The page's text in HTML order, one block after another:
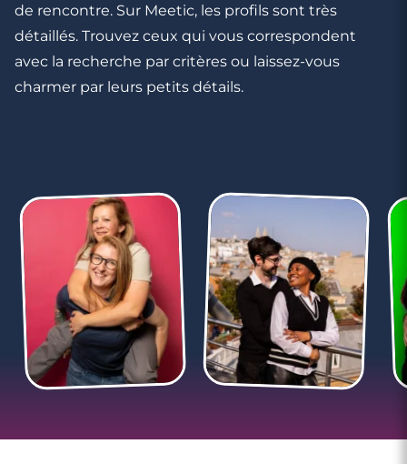
6 minutes
Compatibilité Taureau et Gémeaux :
amitié, relation, sexualité
de rencontre. Sur Meetic, les profils sont très
détaillés. Trouvez ceux qui vous correspondent
avec la recherche par critères ou laissez-vous
charmer par leurs petits détails.